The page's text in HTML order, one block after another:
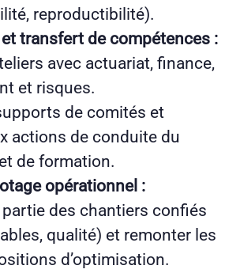
reproductibilité).
transfert de compétences :
avec actuariat, finance,
et risques.
de comités et
actions de conduite du
de formation.
opérationnel :
des chantiers confiés
qualité) et remonter les
d’optimisation.